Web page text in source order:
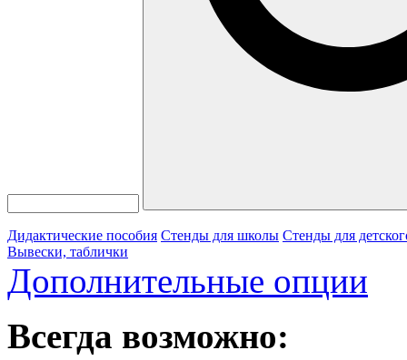
Дидактические пособия Стенды для школы Стенды для
Вывески, таблички
Дополнительные опции
Всегда возможно: